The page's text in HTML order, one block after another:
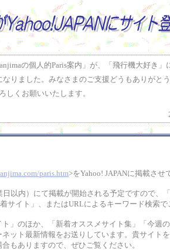
の個人的Paris案内」が、「飛行機大好き」
りました。みなさまのご支援どうもありがと
しくお願いいたします。
paris.htm>をYahoo! JAPANに掲載させ
以内）にて掲載が開始される予定ですので、「
サイト」、またはURLによるキーワード検索で
」のほか、「新着オススメサイト集」「今週
ット最新情報をお送りしています。貴サイト
もありますので、ぜひご覧ください。